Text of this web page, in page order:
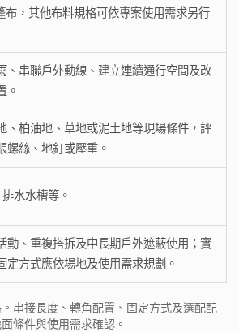
布，其他布料規格可依專案使用需求另行
、串聯戶外動線、建立連續通行空間及改
。
、柏油地、草地或泥土地等現場條件，評
螺絲、地釘或壓重。
水水槽等。
動、重複搭拆及中長期戶外遮蔽使用；實
定方式應依場地及使用需求規劃。
串接長度、轉角配置、固定方式及選配配
條件與使用需求確認。